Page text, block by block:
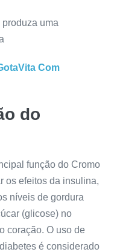
uma
Com
do
função do Cromo
os efeitos da insulina,
níveis de gordura
(glicose) no
coração. O uso de
é considerado